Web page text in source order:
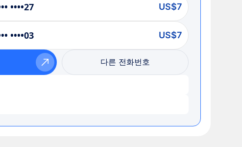
••••27 US$7
••••03 US$7
다른 전화번호